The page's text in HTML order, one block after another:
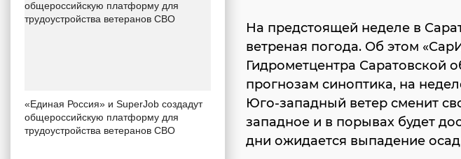
«Единая Россия» и SuperJob создадут
общероссийскую платформу для
трудоустройства ветеранов СВО
На предстоящей неделе в
ветреная погода. Об этом
Гидрометцентра Саратовской
прогнозам синоптика, на
Юго-западный ветер сменит
западное и в порывах будет
дни ожидается выпадение